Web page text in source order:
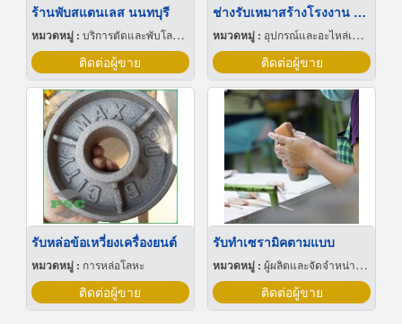
ร้านพับสแตนเลส นนทบุรี
หมวดหมู่ : บริการตัดและพับโลหะด้วยเลเซอร์
ติดต่อผู้ขาย
ช่างรับเหมาสร้างโรงงาน ระยอง
หมวดหมู่ : อุปกรณ์และอะไหล่เครื่องลำเลียงวัสดุ
ติดต่อผู้ขาย
รับหล่อข้อเหวี่ยงเครื่องยนต์
หมวดหมู่ : การหล่อโลหะ
ติดต่อผู้ขาย
รับทําเซรามิคตามแบบ
หมวดหมู่ : ผู้ผลิตและจัดจำหน่ายกระเบื้องเซรามิก
ติดต่อผู้ขาย